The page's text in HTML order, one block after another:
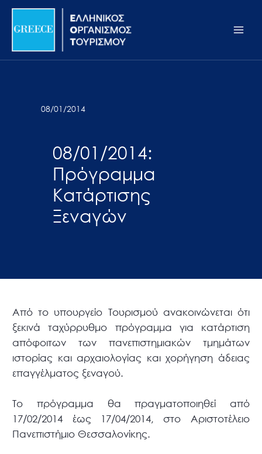
Σημείωση:
ιστότοπος
προσβασιμότητας.
Μετάβαση
περιεχόμενο
08/01/2014
08/01/2014:
Πρόγραμμα
Κατάρτισης
Ξεναγών
Από το υπουργείο Τουρισμού ανακοινώνεται ότι
ξεκινά ταχύρρυθμο πρόγραμμα για κατάρτιση
απόφοιτων των πανεπιστημιακών τμημάτων
ιστορίας και αρχαιολογίας και χορήγηση άδειας
επαγγέλματος ξεναγού.
Το πρόγραμμα θα πραγματοποιηθεί από
17/02/2014 έως 17/04/2014, στο Αριστοτέλειο
Πανεπιστήμιο Θεσσαλονίκης.